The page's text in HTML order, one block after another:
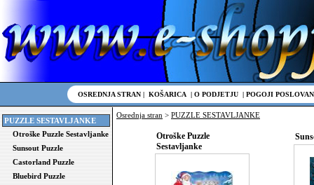
OSREDNJA STRAN| KOŠARICA| O PODJETJU| POGOJI
PUZZLE SESTAVLJANKE
Otroške Puzzle Sestavljanke
Sunsout Puzzle
Castorland Puzzle
Bluebird Puzzle
Osrednja stran > PUZZLE SESTAVLJANKE
Otroške Puzzle
Sestavljanke